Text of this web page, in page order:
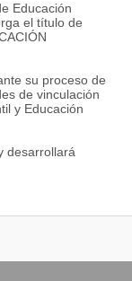
Educación
el título de
su proceso de
de vinculación
y Educación
desarrollará